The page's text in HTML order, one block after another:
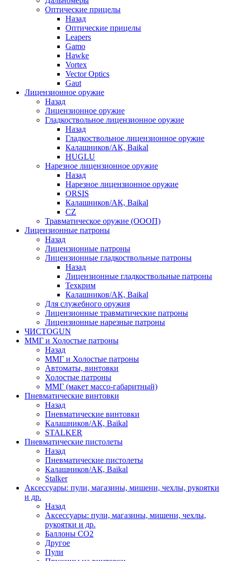
Оптические прицелы
Назад
Оптические прицелы
Leapers
Gamo
Hawke
Vortex
Vector Optics
Gaut
Лицензионное оружие
Назад
Лицензионное оружие
Гладкоствольное лицензионное оружие
Назад
Гладкоствольное лицензионное оружие
Калашников/АК, Baikal
HUGLU
Нарезное лицензионное оружие
Назад
Нарезное лицензионное оружие
ORSIS
Калашников/АК, Baikal
CZ
Травматическое оружие (ОООП)
Лицензионные патроны
Назад
Лицензионные патроны
Лицензионные гладкоствольные патроны
Назад
Лицензионные гладкоствольные патроны
Техкрим
Калашников/АК, Baikal
Для служебного оружия
Лицензионные травматические патроны
Лицензионные нарезные патроны
ЧИСТОGUN
ММГ и Холостые патроны
Назад
ММГ и Холостые патроны
Автоматы, винтовки
Холостые патроны
ММГ (макет массо-габаритный)
Пневматические винтовки
Назад
Пневматические винтовки
Калашников/АК, Baikal
STALKER
Пневматические пистолеты
Назад
Пневматические пистолеты
Калашников/АК, Baikal
Stalker
Аксессуары: пули, магазины, мишени, чехлы, рукоятки
и др.
Назад
Аксессуары: пули, магазины, мишени, чехлы,
рукоятки и др.
Баллоны CO2
Другое
Пули